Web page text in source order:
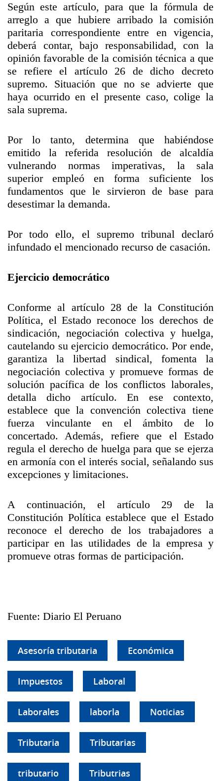
Según este artículo, para que la fórmula de
arreglo a que hubiere arribado la comisión
paritaria correspondiente entre en vigencia,
deberá contar, bajo responsabilidad, con la
opinión favorable de la comisión técnica a que
se refiere el artículo 26 de dicho decreto
supremo. Situación que no se advierte que
haya ocurrido en el presente caso, colige la
sala suprema.
Por lo tanto, determina que habiéndose
emitido la referida resolución de alcaldía
vulnerando normas imperativas, la sala
superior empleó en forma suficiente los
fundamentos que le sirvieron de base para
desestimar la demanda.
Por todo ello, el supremo tribunal declaró
infundado el mencionado recurso de casación.
Ejercicio democrático
Conforme al artículo 28 de la Constitución
Política, el Estado reconoce los derechos de
sindicación, negociación colectiva y huelga,
cautelando su ejercicio democrático. Por ende,
garantiza la libertad sindical, fomenta la
negociación colectiva y promueve formas de
solución pacífica de los conflictos laborales,
detalla dicho artículo. En ese contexto,
establece que la convención colectiva tiene
fuerza vinculante en el ámbito de lo
concertado. Además, refiere que el Estado
regula el derecho de huelga para que se ejerza
en armonía con el interés social, señalando sus
excepciones y limitaciones.
A continuación, el artículo 29 de la
Constitución Política establece que el Estado
reconoce el derecho de los trabajadores a
participar en las utilidades de la empresa y
promueve otras formas de participación.
Fuente: Diario El Peruano
Asesoría tributaria Económica
Impuestos Laboral
Laborales laborla Noticias
Tributaria Tributarias
tributario Tributrias